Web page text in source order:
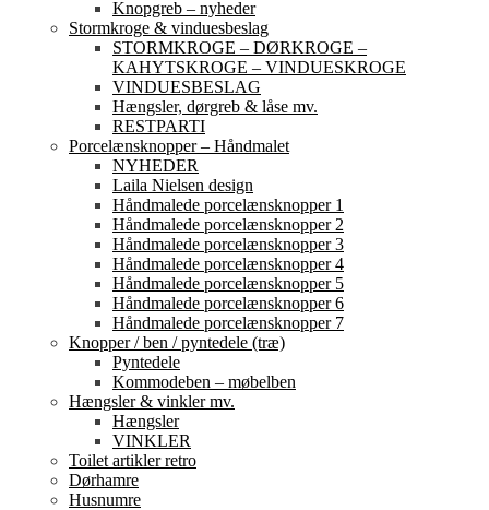
Knopgreb – nyheder
Stormkroge & vinduesbeslag
STORMKROGE – DØRKROGE –
KAHYTSKROGE – VINDUESKROGE
VINDUESBESLAG
Hængsler, dørgreb & låse mv.
RESTPARTI
Porcelænsknopper – Håndmalet
NYHEDER
Laila Nielsen design
Håndmalede porcelænsknopper 1
Håndmalede porcelænsknopper 2
Håndmalede porcelænsknopper 3
Håndmalede porcelænsknopper 4
Håndmalede porcelænsknopper 5
Håndmalede porcelænsknopper 6
Håndmalede porcelænsknopper 7
Knopper / ben / pyntedele (træ)
Pyntedele
Kommodeben – møbelben
Hængsler & vinkler mv.
Hængsler
VINKLER
Toilet artikler retro
Dørhamre
Husnumre